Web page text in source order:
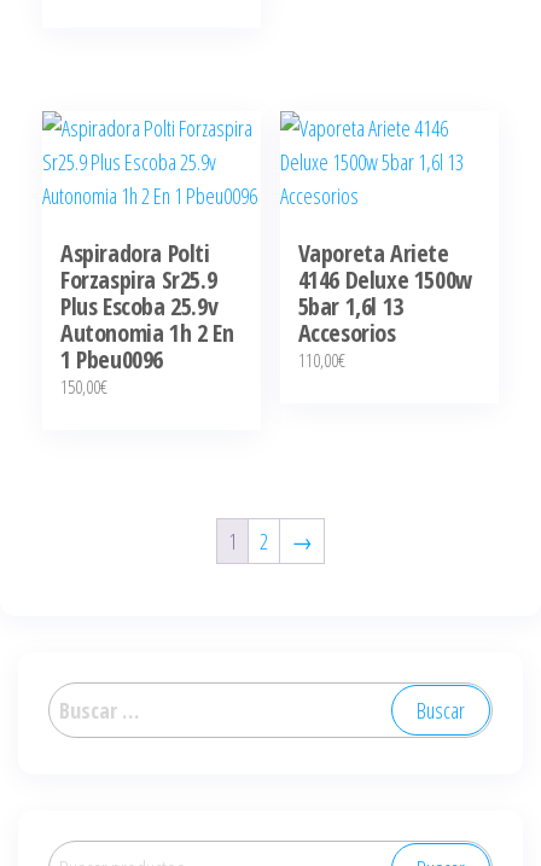
Aspiradora Polti
Forzaspira Sr25.9
Plus Escoba 25.9v
Autonomia 1h 2 En
1 Pbeu0096
150,00€
Vaporeta Ariete
4146 Deluxe 1500w
5bar 1,6l 13
Accesorios
110,00€
1 2 →
Buscar:
Buscar